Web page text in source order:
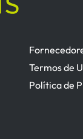
Termos de
Política de